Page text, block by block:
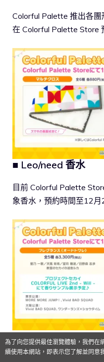
Colorful Palette 推出各
在 Colorful Palette Store
■ Leo/need 香水
目前 Colorful Palette
象香水，預約時間至12月
■ animate Winter
為了向您提供最佳瀏覽體驗，我們
續使用本網站，即表示您了解並同意